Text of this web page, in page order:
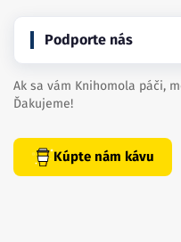
Podporte nás
Ak sa vám Knihomola páči,
Ďakujeme!
Kúpte nám kávu